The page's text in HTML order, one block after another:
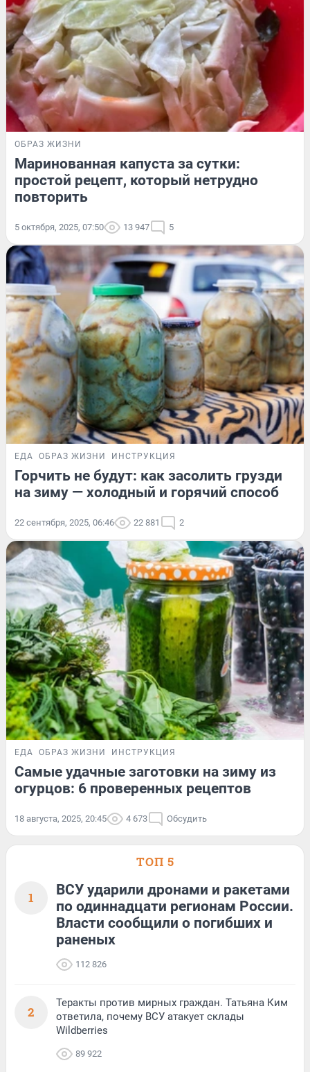
ОБРАЗ ЖИЗНИ
Маринованная капуста за сутки:
простой рецепт, который нетрудно
повторить
5 октября, 2025, 07:50 13 947 5
ЕДА ОБРАЗ ЖИЗНИ ИНСТРУКЦИЯ
Горчить не будут: как засолить грузди
на зиму — холодный и горячий способ
22 сентября, 2025, 06:46 22 881 2
ЕДА ОБРАЗ ЖИЗНИ ИНСТРУКЦИЯ
Самые удачные заготовки на зиму из
огурцов: 6 проверенных рецептов
18 августа, 2025, 20:45 4 673 Обсудить
ТОП 5
1
ВСУ ударили дронами и ракетами
по одиннадцати регионам России.
Власти сообщили о погибших и
раненых
112 826
2
Теракты против мирных граждан. Татьяна Ким
ответила, почему ВСУ атакует склады
Wildberries
89 922